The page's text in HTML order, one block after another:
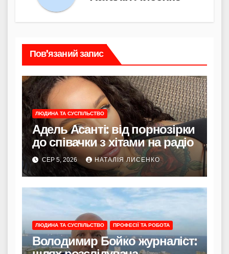
Пов’язаний запис
ЛЮДИНА ТА СУСПІЛЬСТВО
Адель Асанті: від порнозірки
до співачки з хітами на радіо
СЕР 5, 2026 НАТАЛІЯ ЛИСЕНКО
ЛЮДИНА ТА СУСПІЛЬСТВО ПРОФЕСІЇ ТА РОБОТА
Володимир Бойко журналіст: